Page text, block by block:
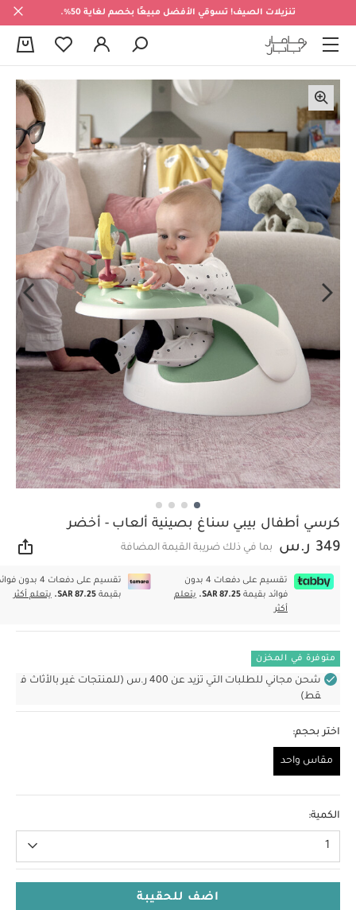
تنزيلات الصيف! تسوقي الأفضل مبيعًا بخصم لغاية 50%.
كرسي أطفال بيبي سناغ بصينية ألعاب - أخضر
349 ر.س بما في ذلك ضريبة القيمة المضافة
تقسيم على دفعات 4 بدون
فوائد بقيمة SAR 87.25.
يتعلم
أكثر
تقسيم على دفعات 4 بدون
بقيمةSAR 87.25. يتعلم أكثر
متوفرة في المخزن
شحن مجاني للطلبات التي تزيد عن 400 ر.س (للمنتجات غير بالأثاث ف
قط)
اختر بحجم:
مقاس واحد
الكمية:
1
اضف للحقيبة